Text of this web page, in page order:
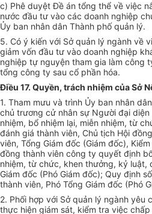
c) Phê duyệt Đề án tổng thể về việc
nước đầu tư vào các doanh nghiệp
Ủy ban nhân dân Thành phố quản lý.
5. Có ý kiến với Sở quản lý ngành về
giảm vốn đầu tư vào doanh nghiệp
nghiệp tự nguyện tham gia làm công
tổng công ty sau cổ phần hóa.
Điều 17. Quyền, trách nhiệm của Sở
1. Tham mưu và trình Ủy ban nhân
chủ trương cử nhân sự Người đại
nhiệm, bổ nhiệm lại, miễn nhiệm, từ
đánh giá thành viên, Chủ tịch Hội
viên, Tổng Giám đốc (Giám đốc),
đồng thành viên công ty quyết định
nhiệm, từ chức, khen thưởng, kỷ luật,
Giám đốc (Phó Giám đốc); Quy định
thành viên, Phó Tổng Giám đốc (Phó
2. Phối hợp với Sở quản lý ngành yêu
thực hiện giám sát, kiểm tra việc